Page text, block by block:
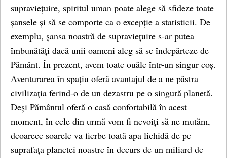
supraviețuire, spiritul uman poate alege să sfideze toate
șansele și să se comporte ca o excepție a statisticii. De
exemplu, șansa noastră de supraviețuire s-ar putea
îmbunătăți dacă unii oameni aleg să se îndepărteze de
Pământ. În prezent, avem toate ouăle într-un singur coș.
Aventurarea în spațiu oferă avantajul de a ne păstra
civilizația ferind-o de un dezastru pe o singură planetă.
Deși Pământul oferă o casă confortabilă în acest
moment, în cele din urmă vom fi nevoiți să ne mutăm,
deoarece soarele va fierbe toată apa lichidă de pe
suprafața planetei noastre în decurs de un miliard de